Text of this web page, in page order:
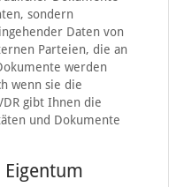
sondern
Daten von
Parteien, die an
werden
wenn sie die
gibt Ihnen die
und Dokumente
Eigentum